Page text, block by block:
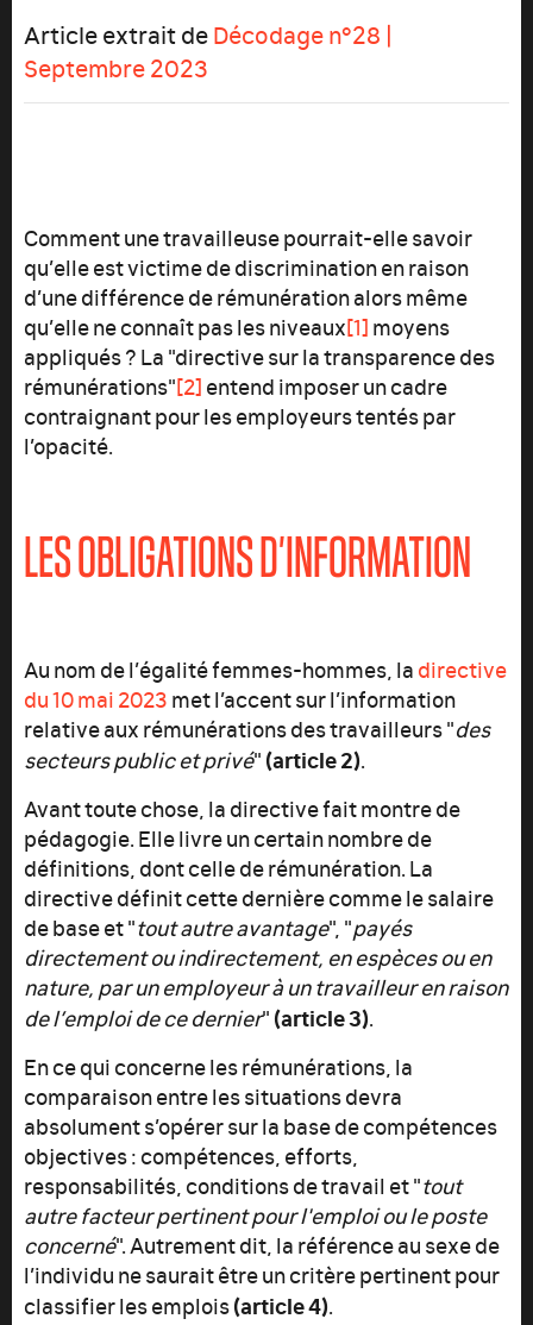
Article extrait deDécodage n°28 |
Septembre 2023
Comment une travailleuse pourrait-elle savoir
qu’elle est victime de discrimination en raison
d’une différence de rémunération alors même
qu’elle ne connaît pas les niveaux[1]moyens
appliqués ? La "directive sur la transparence des
rémunérations"[2]entend imposer un cadre
contraignant pour les employeurs tentés par
l’opacité.
LES OBLIGATIONS D’INFORMATION
Au nom de l’égalité femmes-hommes, ladirective
du 10 mai 2023met l’accent sur l’information
relative aux rémunérations des travailleurs "des
secteurs public et privé"(article 2).
Avant toute chose, la directive fait montre de
pédagogie. Elle livre un certain nombre de
définitions, dont celle de rémunération. La
directive définit cette dernière comme le salaire
de base et "tout autre avantage", "payés
directement ou indirectement, en espèces ou en
nature, par un employeur à un travailleur en raison
de l’emploi de ce dernier"(article 3).
En ce qui concerne les rémunérations, la
comparaison entre les situations devra
absolument s’opérer sur la base de compétences
objectives : compétences, efforts,
responsabilités, conditions de travail et "tout
autre facteur pertinent pour l'emploi ou le poste
concerné". Autrement dit, la référence au sexe de
l’individu ne saurait être un critère pertinent pour
classifier les emplois(article 4).